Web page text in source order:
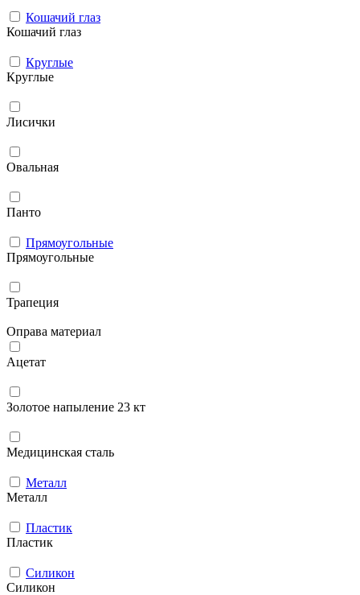
Кошачий глаз
Кошачий глаз
Круглые
Круглые
Лисички
Овальная
Панто
Прямоугольные
Прямоугольные
Трапеция
Оправа материал
Ацетат
Золотое напыление 23 кт
Медицинская сталь
Металл
Металл
Пластик
Пластик
Силикон
Силикон